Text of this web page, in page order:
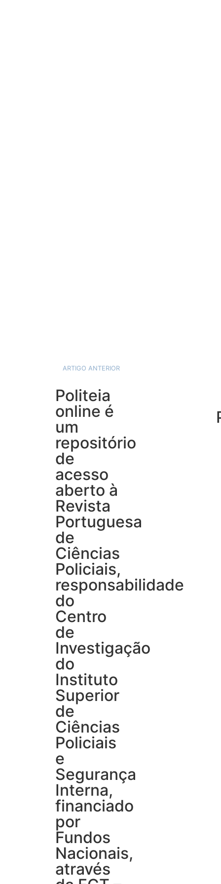
ARTIGO ANTERIOR
Politeia
online é
um
repositório
de
acesso
aberto à
Revista
Portuguesa
de
Ciências
Policiais,
responsabilidade
do
Centro
de
Investigação
do
Instituto
Superior
de
Ciências
Policiais
e
Segurança
Interna,
financiado
por
Fundos
Nacionais,
através